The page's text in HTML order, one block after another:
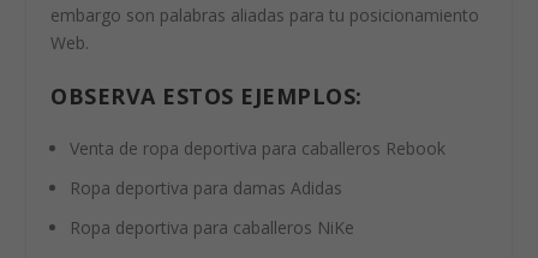
embargo son palabras aliadas para tu posicionamiento
Web.
OBSERVA ESTOS EJEMPLOS:
Venta de ropa deportiva para caballeros Rebook
Ropa deportiva para damas Adidas
Ropa deportiva para caballeros NiKe